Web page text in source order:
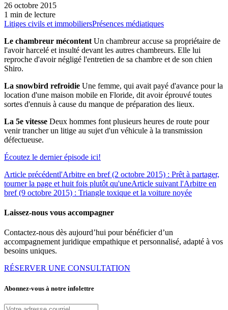
26 octobre 2015
1 min de lecture
Litiges civils et immobiliersPrésences médiatiques
Le chambreur mécontent Un chambreur accuse sa propriétaire de
l'avoir harcelé et insulté devant les autres chambreurs. Elle lui
reproche d'avoir négligé l'entretien de sa chambre et de son chien
Shiro.
La snowbird refroidie Une femme, qui avait payé d'avance pour la
location d'une maison mobile en Floride, dit avoir éprouvé toutes
sortes d'ennuis à cause du manque de préparation des lieux.
La 5e vitesse Deux hommes font plusieurs heures de route pour
venir trancher un litige au sujet d'un véhicule à la transmission
défectueuse.
Écoutez le dernier épisode ici!
Article précédentl'Arbitre en bref (2 octobre 2015) : Prêt à partager,
tourner la page et huit fois plutôt qu'uneArticle suivant l'Arbitre en
bref (9 octobre 2015) : Triangle toxique et la voiture noyée
Laissez-nous vous accompagner
Contactez-nous dès aujourd’hui pour bénéficier d’un
accompagnement juridique empathique et personnalisé, adapté à vos
besoins uniques.
RÉSERVER UNE CONSULTATION
Abonnez-vous à notre infolettre